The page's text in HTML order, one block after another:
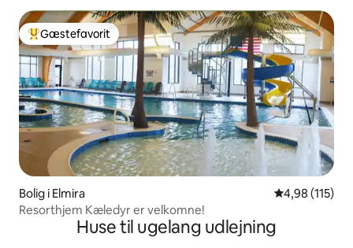
Bedste gæstefavorit
Gæstefavorit
Bolig i Elmira 4,98 ud af 5 i
4,98 (115)
Resorthjem Kæledyr er velkomne!
Huse til ugelang udlejning